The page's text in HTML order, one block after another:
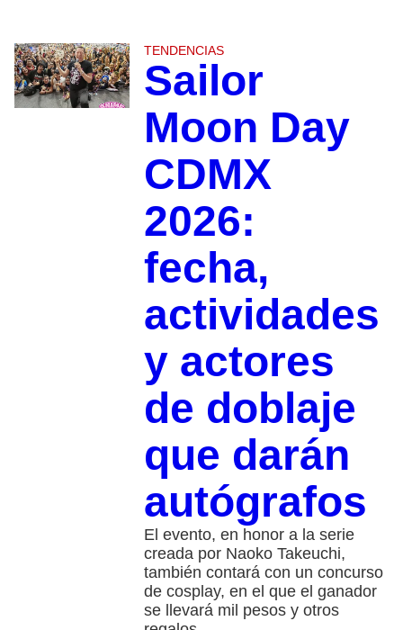
TENDENCIAS
Sailor
Moon Day
CDMX
2026:
fecha,
actividades
y actores
de doblaje
que darán
autógrafos
El evento, en honor a la serie
creada por Naoko Takeuchi,
también contará con un concurso
de cosplay, en el que el ganador
se llevará mil pesos y otros